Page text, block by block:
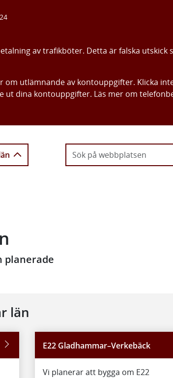
av trafikböter. Detta är falska utskick
utlämnande av kontouppgifter. Klicka
ut dina kontouppgifter. Läs mer om
planerade
län
E22 Gladhammar–Verkebäck
Vi planerar att bygga om E22